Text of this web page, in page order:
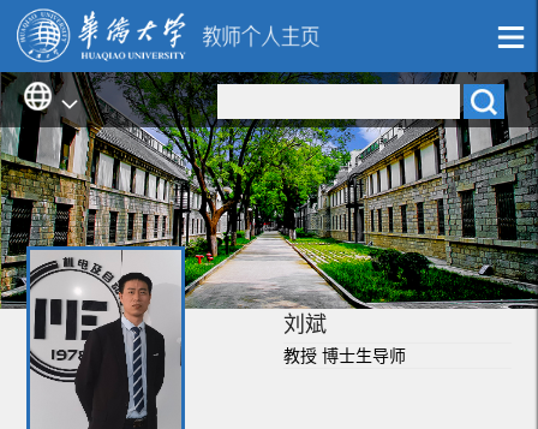
刘斌
教授 博士生导师